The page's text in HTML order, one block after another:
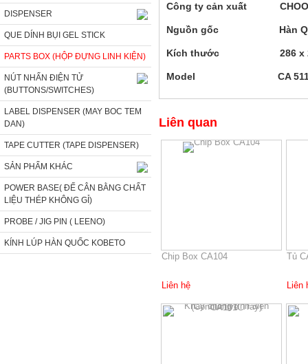
DISPENSER
QUE DÍNH BỤI GEL STICK
PARTS BOX (HỘP ĐỰNG LINH KIỆN)
NÚT NHẤN ĐIỆN TỬ
(BUTTONS/SWITCHES)
LABEL DISPENSER (MAY BOC TEM
DAN)
TAPE CUTTER (TAPE DISPENSER)
SẢN PHẨM KHÁC
POWER BASE( ĐẾ CÂN BẰNG CHẤT
LIỆU THÉP KHÔNG GỈ)
PROBE / JIG PIN ( LEENO)
KÍNH LÚP HÀN QUỐC KOBETO
Công ty cản xuất
Nguồn gốc Hàn
Kích thước 286 x
Model CA
Liên quan
Chip Box CA104
Liên hệ
Tủ
Liên